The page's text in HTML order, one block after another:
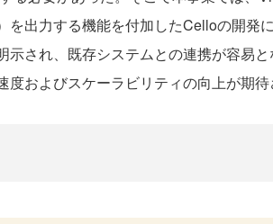
を出力する機能を付加したCelloの開発
示され、既存システムとの連携が容易と
およびスケーラビリティの向上が期待